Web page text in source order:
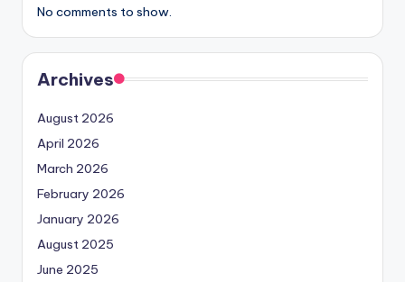
No comments to show.
Archives
August 2026
April 2026
March 2026
February 2026
January 2026
August 2025
June 2025